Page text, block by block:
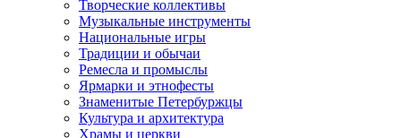
Творческие коллективы
Музыкальные инструменты
Национальные игры
Традиции и обычаи
Ремесла и промыслы
Ярмарки и этнофесты
Знаменитые Петербуржцы
Культура и архитектура
Храмы и церкви